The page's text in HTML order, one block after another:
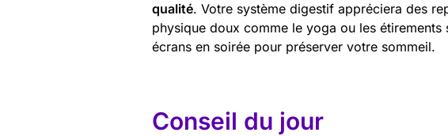
qualité. Votre système digestif appréciera des
physique doux comme le yoga ou les étirements
écrans en soirée pour préserver votre sommeil.
Conseil du jour